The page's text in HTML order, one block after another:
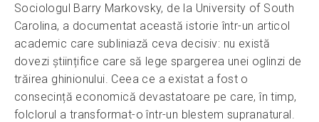
Sociologul Barry Markovsky, de la University of South
Carolina, a documentat această istorie într-un articol
academic care subliniază ceva decisiv: nu există
dovezi științifice care să lege spargerea unei oglinzi de
trăirea ghinionului. Ceea ce a existat a fost o
consecință economică devastatoare pe care, în timp,
folclorul a transformat-o într-un blestem supranatural.